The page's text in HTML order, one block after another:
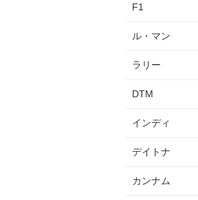
F1
ル・マン
ラリー
DTM
インディ
デイトナ
カンナム